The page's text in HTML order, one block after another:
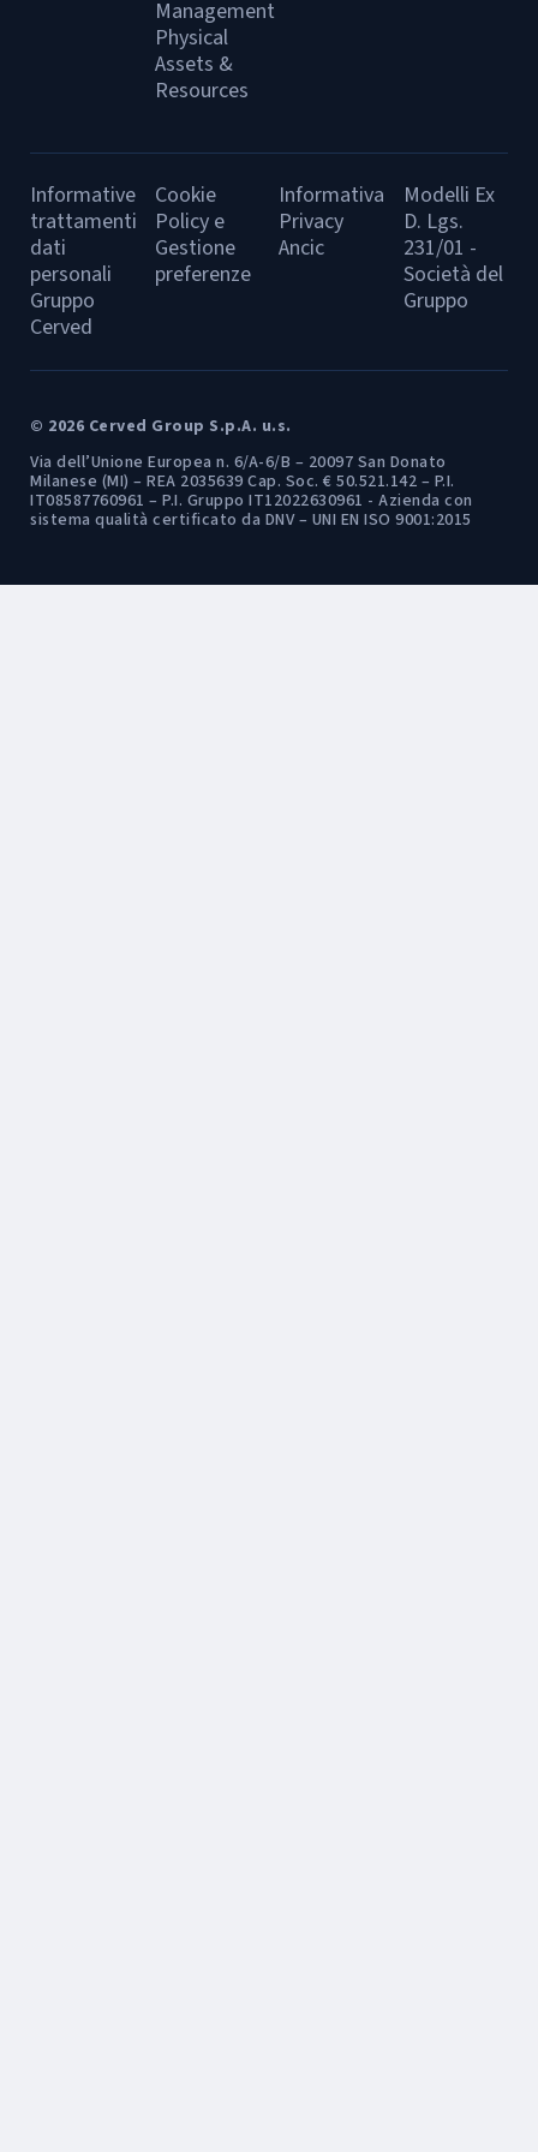
Management
Physical
Assets &
Resources
Informative
trattamenti
dati
personali
Gruppo
Cerved
Cookie
Policy e
Gestione
preferenze
Informativa
Privacy
Ancic
Modelli Ex
D. Lgs.
231/01 -
Società del
Gruppo
© 2026 Cerved Group S.p.A. u.s.
Via dell’Unione Europea n. 6/A-6/B – 20097 San Donato
Milanese (MI) – REA 2035639 Cap. Soc. € 50.521.142 – P.I.
IT08587760961 – P.I. Gruppo IT12022630961 - Azienda con
sistema qualità certificato da DNV – UNI EN ISO 9001:2015